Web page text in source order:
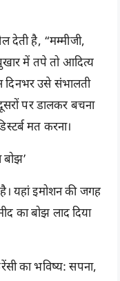
देती है, “मम्मीजी,
में तपे तो आदित्य
उसे संभालती
पर डालकर बचना
मत करना।
यहां इमोशन की जगह
का बोझ लाद दिया
का भविष्य: सपना,